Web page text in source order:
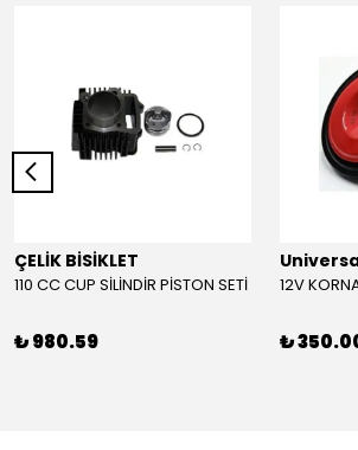
ÇELİK BİSİKLET
110 CC CUP SİLİNDİR PİSTON SETİ
₺ 980.59 ₺